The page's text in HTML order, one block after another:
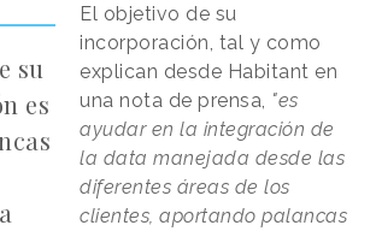
su
es
El objetivo de su
incorporación, tal y como
explican desde Habitant en
una nota de prensa, "es
ayudar en la integración de
la data manejada desde las
diferentes áreas de los
clientes, aportando palancas